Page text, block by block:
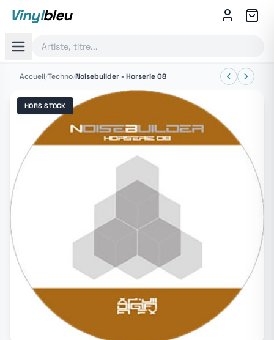
Vinylbleu
Accueil/Techno/Noisebuilder - Horserie 08
HORS STOCK